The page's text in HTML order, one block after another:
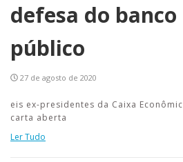
defesa do banco
público
27 de agosto de 2020
eis ex-presidentes da Caixa
carta aberta
Ler Tudo